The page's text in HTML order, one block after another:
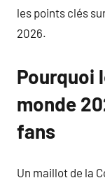
les points clés
2026.
Pourquoi
monde
fans
Un maillot de la